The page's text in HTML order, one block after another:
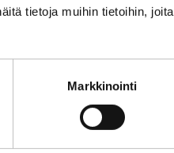
tietoja muihin tietoihin, joita
Markkinointi